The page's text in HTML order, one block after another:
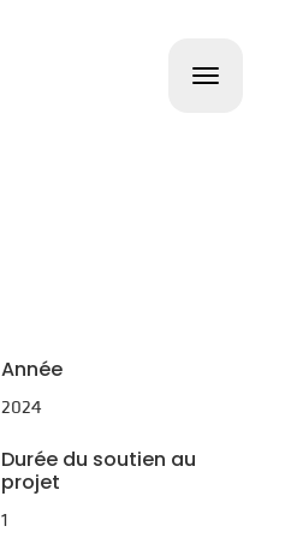
Année
2024
Durée du soutien au
projet
1